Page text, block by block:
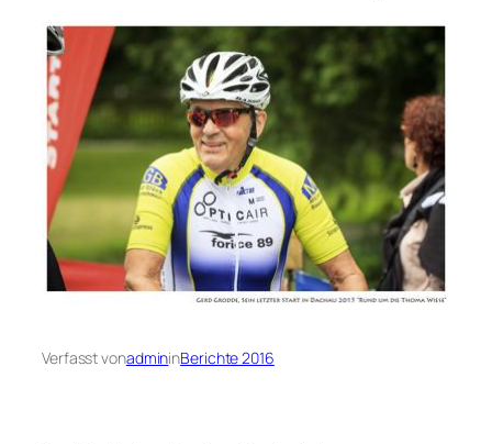
Verfasst vonadmininBerichte 2016